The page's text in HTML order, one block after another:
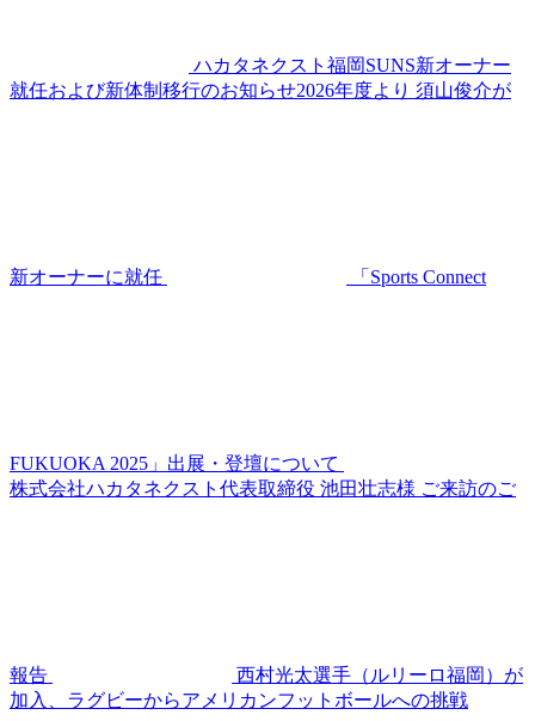
ハカタネクスト福岡SUNS新オーナー
就任および新体制移行のお知らせ2026年度より 須山俊介が
新オーナーに就任 「Sports Connect
FUKUOKA 2025」出展・登壇について
株式会社ハカタネクスト代表取締役 池田壮志様 ご来訪のご
報告
西村光太選手（ルリーロ福岡）が
加入、ラグビーからアメリカンフットボールへの挑戦